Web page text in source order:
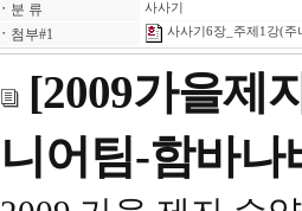
ㆍ 분 류 사사기
ㆍ 첨부#1 사사기6장_주제1강(
[2009가을제
니어팀-함바나